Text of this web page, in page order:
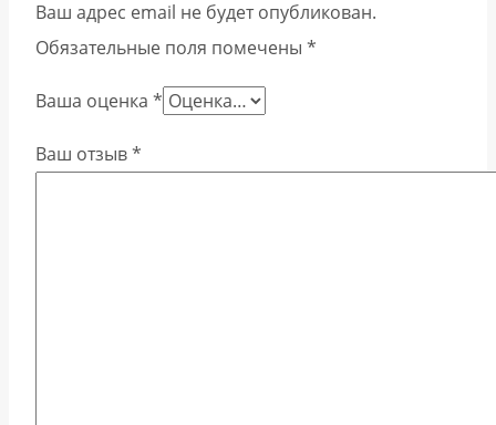
Ваш адрес email не будет опубликован.
Обязательные поля помечены *
Ваша оценка *
Ваш отзыв*